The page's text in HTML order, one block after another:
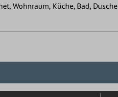
Wohnraum, Küche, Bad, Dusche